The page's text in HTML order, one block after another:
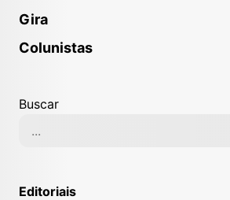
Gira
Colunistas
Buscar
Editoriais